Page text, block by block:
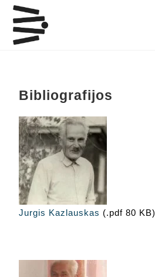
Bibliografijos
Jurgis Kazlauskas (.pdf 80 KB)